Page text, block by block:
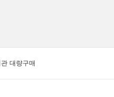
관 대량구매